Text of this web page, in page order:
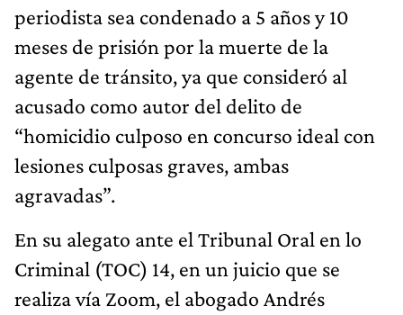
periodista sea condenado a 5 años y 10
meses de prisión por la muerte de la
agente de tránsito, ya que consideró al
acusado como autor del delito de
“homicidio culposo en concurso ideal con
lesiones culposas graves, ambas
agravadas”.
En su alegato ante el Tribunal Oral en lo
Criminal (TOC) 14, en un juicio que se
realiza vía Zoom, el abogado Andrés